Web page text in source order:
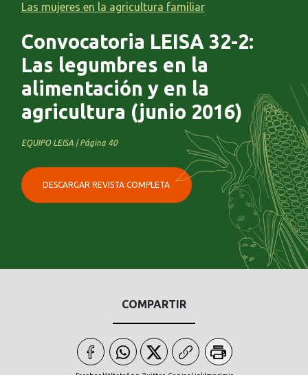
Las mujeres en la agricultura familiar
Convocatoria LEISA 32-2:
Las legumbres en la
alimentación y en la
agricultura (junio 2016)
EQUIPO LEISA | Página 40
DESCARGAR REVISTA COMPLETA
COMPARTIR